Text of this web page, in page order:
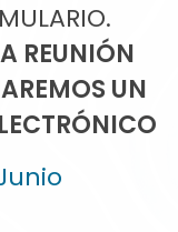
REUNIÓN
UN